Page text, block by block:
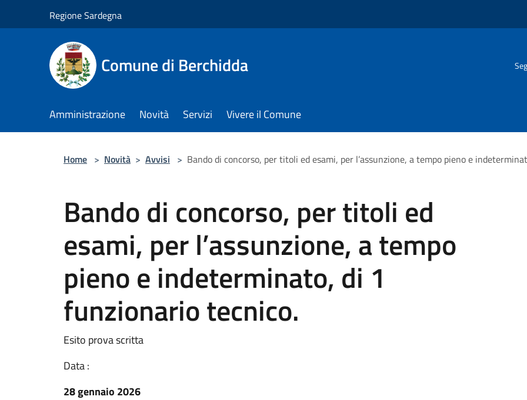
Regione Sardegna
Comune di Berchidda
Amministrazione Novità Servizi Vivere il Comune
Home > Novità > Avvisi > Bando di concorso, per titoli ed esami, per l’assunzione, a tempo pieno e
Bando di concorso, per titoli ed
esami, per l’assunzione, a tempo
pieno e indeterminato, di 1
funzionario tecnico.
Esito prova scritta
Data :
28 gennaio 2026